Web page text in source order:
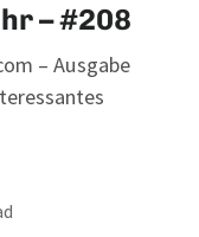
– #208
– Ausgabe